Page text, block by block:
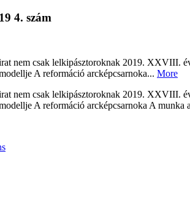
4. szám
nem csak lelkipásztoroknak 2019. XXVIII.
A reformáció arcképcsarnoka... More
nem csak lelkipásztoroknak 2019. XXVIII.
A reformáció arcképcsarnoka A munka